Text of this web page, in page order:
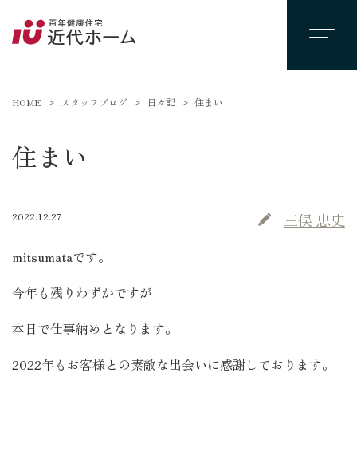
HOME スタッフブログ 日々記 住まい
住まい
2022.12.27 三俣 忠史
mitsumataです。
今年も残りわずかですが
本日で仕事納めとなります。
2022年もお客様との素敵な出会いに感謝しております。